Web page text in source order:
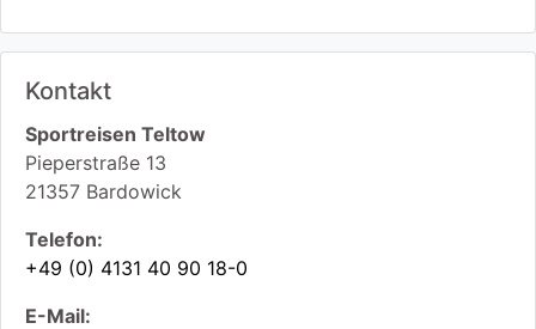
Kontakt
Sportreisen Teltow
Pieperstraße 13
21357 Bardowick
Telefon:
+49 (0) 4131 40 90 18-0
E-Mail: